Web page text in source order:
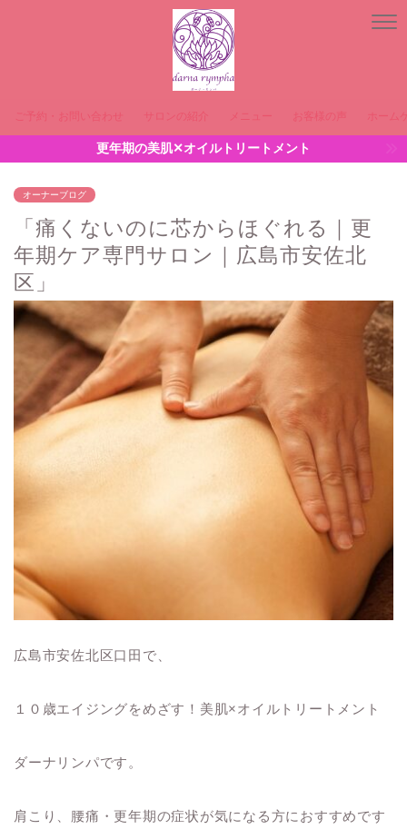
ご予約・お問い合わせ サロンの紹介 メニュー お客様の声 ホーム
更年期の美肌✕オイルトリートメント
オーナーブログ
「痛くないのに芯からほぐれる｜更
年期ケア専門サロン｜広島市安佐北
区」
広島市安佐北区口田で、
１０歳エイジングをめざす！美肌×オイルトリートメント
ダーナリンパです。
肩こり、腰痛・更年期の症状が気になる方におすすめです